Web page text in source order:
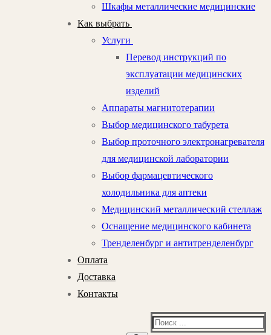
Шкафы металлические медицинские
Как выбрать
Услуги
Перевод инструкций по
эксплуатации медицинских
изделий
Аппараты магнитотерапии
Выбор медицинского табурета
Выбор проточного электронагревателя
для медицинской лаборатории
Выбор фармацевтического
холодильника для аптеки
Медицинский металлический стеллаж
Оснащение медицинского кабинета
Тренделенбург и антитренделенбург
Оплата
Доставка
Контакты
Найти: